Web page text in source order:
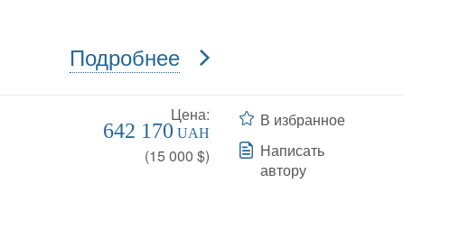
Подробнее
Цена:
642 170 UAH
(15 000 $)
В избранное
Написать
автору